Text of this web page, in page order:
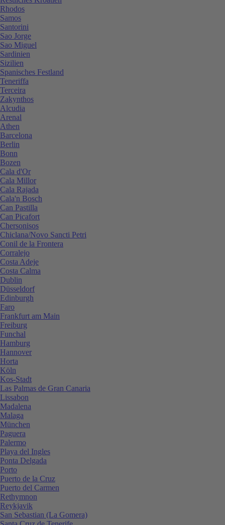
Rhodos
Samos
Santorini
Sao Jorge
Sao Miguel
Sardinien
Sizilien
Spanisches Festland
Teneriffa
Terceira
Zakynthos
Alcudia
Arenal
Athen
Barcelona
Berlin
Bonn
Bozen
Cala d'Or
Cala Millor
Cala Rajada
Cala'n Bosch
Can Pastilla
Can Picafort
Chersonisos
Chiclana/Novo Sancti Petri
Conil de la Frontera
Corralejo
Costa Adeje
Costa Calma
Dublin
Düsseldorf
Edinburgh
Faro
Frankfurt am Main
Freiburg
Funchal
Hamburg
Hannover
Horta
Köln
Kos-Stadt
Las Palmas de Gran Canaria
Lissabon
Madalena
Malaga
München
Paguera
Palermo
Playa del Ingles
Ponta Delgada
Porto
Puerto de la Cruz
Puerto del Carmen
Rethymnon
Reykjavik
San Sebastian (La Gomera)